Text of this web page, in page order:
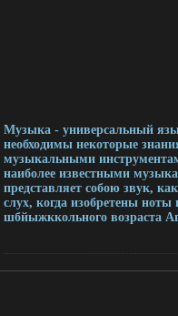
Музыка - универсальный
необходимы некоторые
музыкальными
наиболее известными
представляет собою звук,
слух, когда изобретены
шбйыжккольного возраста